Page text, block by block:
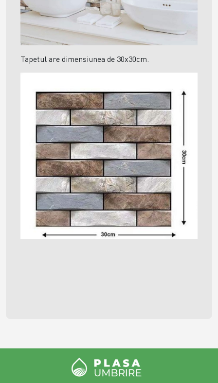
Tapetul are dimensiunea de 30x30cm.